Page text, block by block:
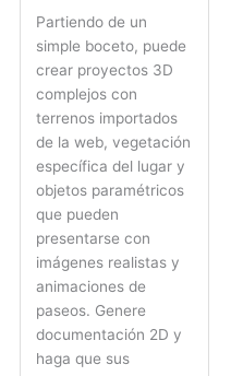
Partiendo de un
simple boceto, puede
crear proyectos 3D
complejos con
terrenos importados
de la web, vegetación
específica del lugar y
objetos paramétricos
que pueden
presentarse con
imágenes realistas y
animaciones de
paseos. Genere
documentación 2D y
haga que sus